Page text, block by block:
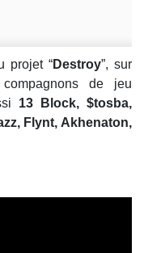
projet “Destroy”, sur
de jeu
13 Block, $tosba,
Flynt, Akhenaton,